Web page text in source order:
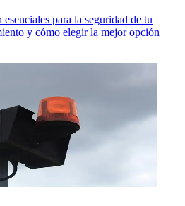
para la seguridad de tu
y cómo elegir la mejor opción